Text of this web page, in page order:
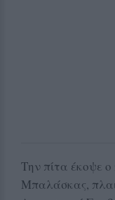
Την πίτα έκοψε
Μπαλάσκας,